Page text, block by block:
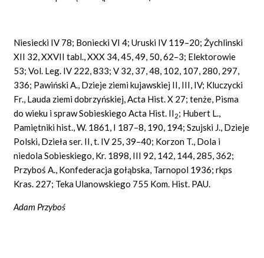
Niesiecki IV 78; Boniecki VI 4; Uruski IV 119–20; Żychlinski
XII 32, XXVII tabl., XXX 34, 45, 49, 50, 62–3; Elektorowie
53; Vol. Leg. IV 222, 833; V 32, 37, 48, 102, 107, 280, 297,
336; Pawiński A., Dzieje ziemi kujawskiej II, III, IV; Kluczycki
Fr., Lauda ziemi dobrzyńskiej, Acta Hist. X 27; tenże, Pisma
do wieku i spraw Sobieskiego Acta Hist. II2; Hubert L.,
Pamiętniki hist., W. 1861, I 187–8, 190, 194; Szujski J., Dzieje
Polski, Dzieła ser. II, t. IV 25, 39–40; Korzon T., Dola i
niedola Sobieskiego, Kr. 1898, III 92, 142, 144, 285, 362;
Przyboś A., Konfederacja gołąbska, Tarnopol 1936; rkps
Kras. 227; Teka Ulanowskiego 755 Kom. Hist. PAU.
Adam Przyboś